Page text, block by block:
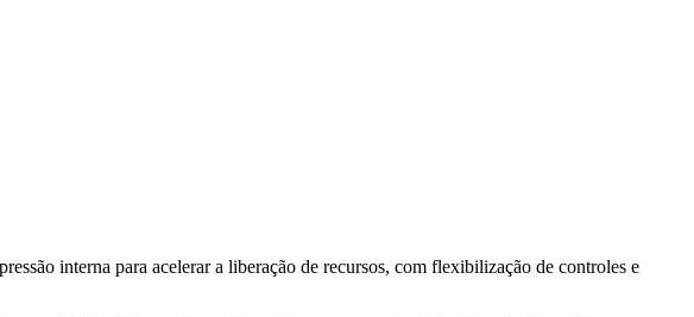
interna para acelerar a liberação de recursos, com flexibilização de controles e